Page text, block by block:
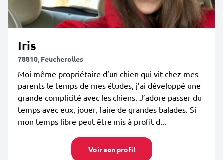
Iris
78810, Feucherolles
Moi même propriétaire d’un chien qui vit chez mes
parents le temps de mes études, j’ai développé une
grande complicité avec les chiens. J’adore passer du
temps avec eux, jouer, faire de grandes balades. Si
mon temps libre peut être mis à profit d...
Voir son profil